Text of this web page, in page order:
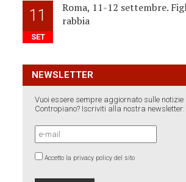
11
SET
Roma, 11-12 settembre.
rabbia
NEWSLETTER
Vuoi essere sempre aggiornato sulle notizie
Contropiano? Iscriviti alla nostra newsletter:
Accetto la privacy policy del sito